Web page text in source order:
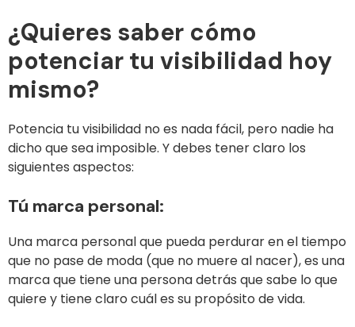
¿Quieres saber cómo
potenciar tu visibilidad hoy
mismo?
Potencia tu visibilidad no es nada fácil, pero nadie ha
dicho que sea imposible. Y debes tener claro los
siguientes aspectos:
Tú marca personal:
Una marca personal que pueda perdurar en el tiempo
que no pase de moda (que no muere al nacer), es una
marca que tiene una persona detrás que sabe lo que
quiere y tiene claro cuál es su propósito de vida.